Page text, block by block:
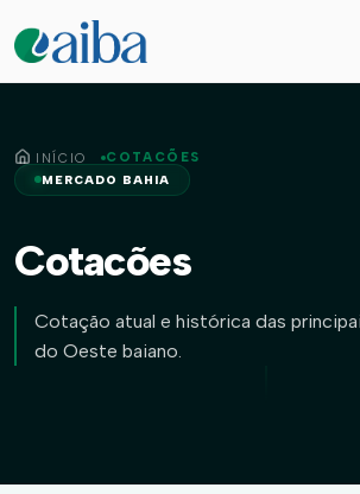
INÍCIO
COTACÕES
MERCADO BAHIA
Cotacões
Cotação atual e histórica das
do Oeste baiano.